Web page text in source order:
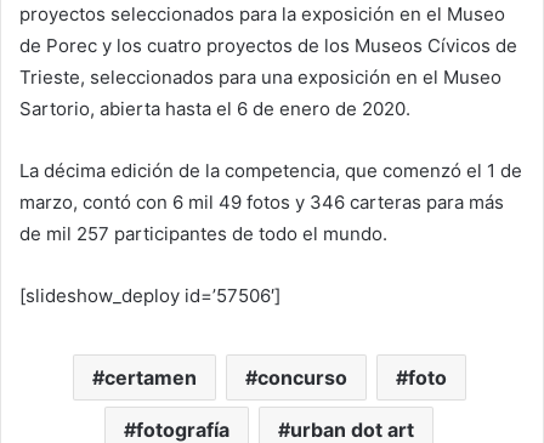
proyectos seleccionados para la exposición en el Museo
de Porec y los cuatro proyectos de los Museos Cívicos de
Trieste, seleccionados para una exposición en el Museo
Sartorio, abierta hasta el 6 de enero de 2020.
La décima edición de la competencia, que comenzó el 1 de
marzo, contó con 6 mil 49 fotos y 346 carteras para más
de mil 257 participantes de todo el mundo.
[slideshow_deploy id=’57506′]
certamen concurso foto
fotografía urban dot art